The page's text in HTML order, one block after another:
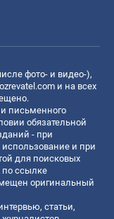
фото- и видео-),
и на всех
письменного
обязательной
- при
и при
для поисковых
по ссылке
оригинальный
статьи,